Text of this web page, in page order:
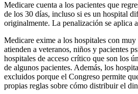
Medicare cuenta a los pacientes que
de los 30 días, incluso si es un hospital
originalmente. La penalización se aplica
Medicare exime a los hospitales con muy
atienden a veteranos, niños y pacientes
hospitales de acceso crítico que son los
de algunos pacientes. Además, los
excluidos porque el Congreso permite
propias reglas sobre cómo distribuir el